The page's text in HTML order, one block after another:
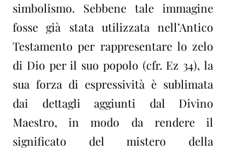
simbolismo. Sebbene tale immagine
fosse già stata utilizzata nell’Antico
Testamento per rappresentare lo zelo
di Dio per il suo popolo (cfr. Ez 34), la
sua forza di espressività è sublimata
dai dettagli aggiunti dal Divino
Maestro, in modo da rendere il
significato del mistero della